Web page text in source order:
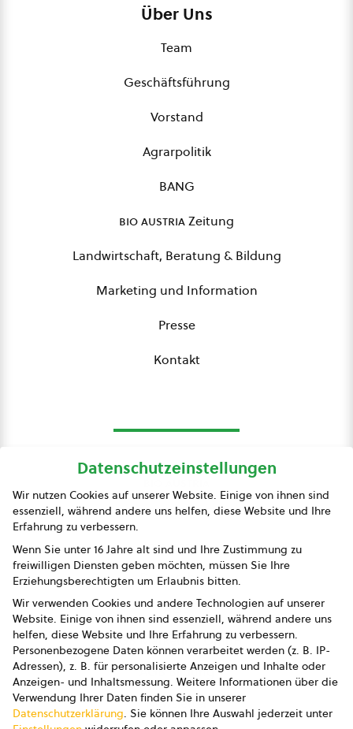
Über Uns
Team
Geschäftsführung
Vorstand
Agrarpolitik
BANG
bio austriaZeitung
Landwirtschaft, Beratung & Bildung
Marketing und Information
Presse
Kontakt
Presse
Impressum
Datenschutz
AGB
AGB Marketing GmbH
AGB Bildung
Newsletter
Datenschutzeinstellungen
Wir nutzen Cookies auf unserer Website. Einige von ihnen sind
essenziell, während andere uns helfen, diese Website und Ihre
Erfahrung zu verbessern.
Wenn Sie unter 16 Jahre alt sind und Ihre Zustimmung zu
freiwilligen Diensten geben möchten, müssen Sie Ihre
Erziehungsberechtigten um Erlaubnis bitten.
Wir verwenden Cookies und andere Technologien auf unserer
Website. Einige von ihnen sind essenziell, während andere uns
helfen, diese Website und Ihre Erfahrung zu verbessern.
Personenbezogene Daten können verarbeitet werden (z. B. IP-
Adressen), z. B. für personalisierte Anzeigen und Inhalte oder
Anzeigen- und Inhaltsmessung. Weitere Informationen über die
Verwendung Ihrer Daten finden Sie in unserer
Datenschutzerklärung. Sie können Ihre Auswahl jederzeit unter